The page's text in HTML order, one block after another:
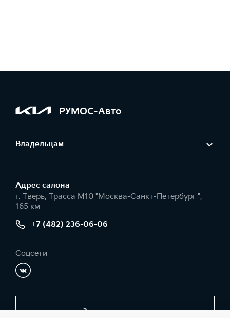
РУМОС-Авто
Владельцам
Адрес салонa
г. Тверь, Трасса М10 "Москва-Санкт-Петербург ",
165 км
+7 (482) 236-06-06
Соцсети
Заказать звонок